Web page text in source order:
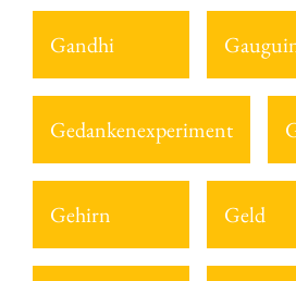
Gandhi
Gedankenexperiment
Gehirn Geld